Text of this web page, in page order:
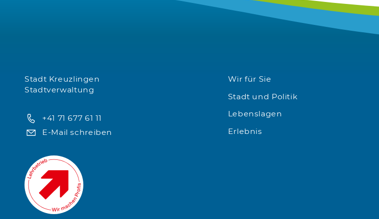
Stadt Kreuzlingen
Stadtverwaltung
+41 71 677 61 11
E-Mail schreiben
Wir für Sie
Stadt und Politik
Lebenslagen
Erlebnis